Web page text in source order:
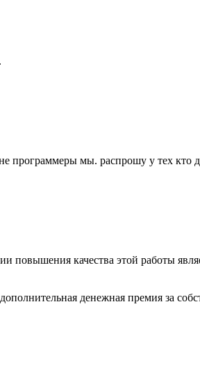
программеры мы. распрошу у тех кто
повышения качества этой работы
денежная премия за